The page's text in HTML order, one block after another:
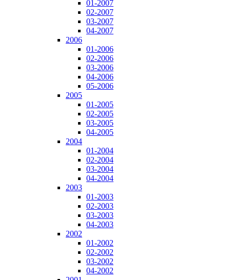
01-2007
02-2007
03-2007
04-2007
2006
01-2006
02-2006
03-2006
04-2006
05-2006
2005
01-2005
02-2005
03-2005
04-2005
2004
01-2004
02-2004
03-2004
04-2004
2003
01-2003
02-2003
03-2003
04-2003
2002
01-2002
02-2002
03-2002
04-2002